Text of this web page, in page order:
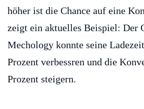
höher ist die Chance auf eine
zeigt ein aktuelles Beispiel: Der
Mechology konnte seine
Prozent verbessren und die
Prozent steigern.